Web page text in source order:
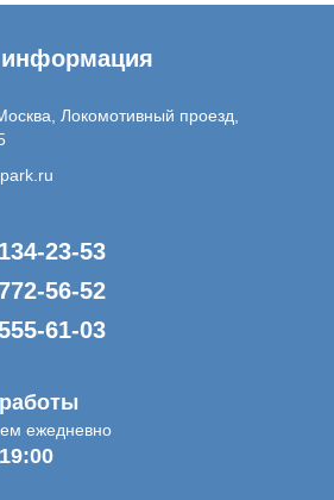
информация
Локомотивный проезд,
23-53
56-52
61-03
ежедневно
19:00